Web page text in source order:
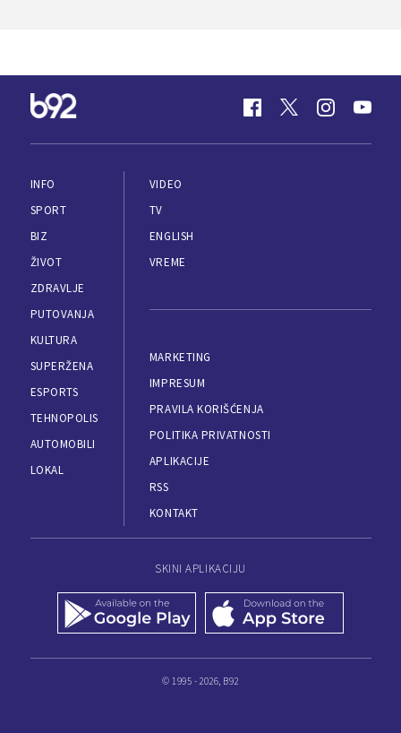
INFO
SPORT
BIZ
ŽIVOT
ZDRAVLJE
PUTOVANJA
KULTURA
SUPERŽENA
ESPORTS
TEHNOPOLIS
AUTOMOBILI
LOKAL
VIDEO
TV
ENGLISH
VREME
MARKETING
IMPRESUM
PRAVILA KORIŠĆENJA
POLITIKA PRIVATNOSTI
APLIKACIJE
RSS
KONTAKT
SKINI APLIKACIJU
© 1995 - 2026, B92